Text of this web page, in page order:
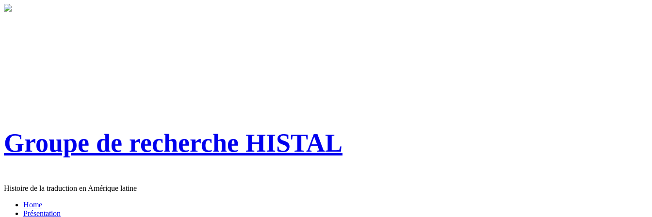
Groupe de recherche HISTAL
Histoire de la traduction en Amérique latine
Home
Présentation